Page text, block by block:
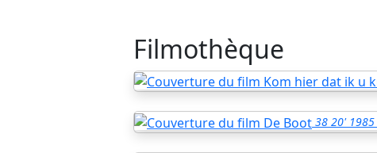
Filmothèque
38 20' 1985